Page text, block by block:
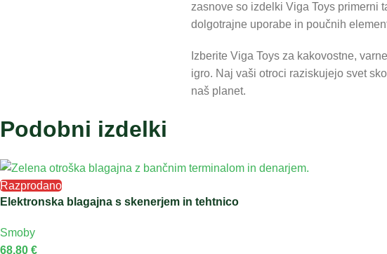
zasnove so izdelki Viga Toys primerni
dolgotrajne uporabe in poučnih
Izberite Viga Toys za kakovostne,
igro. Naj vaši otroci raziskujejo svet
naš planet.
Podobni izdelki
Razprodano
Elektronska blagajna s skenerjem in tehtnico
Smoby
68,80 €